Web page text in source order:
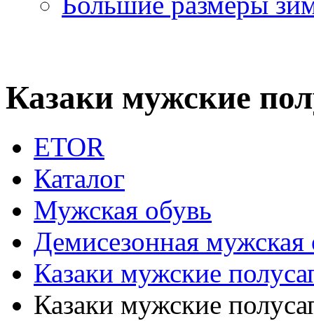
Казаки мужские
ETOR
Каталог
Мужская обувь
Демисезонная мужская
Казаки мужские
Казаки мужские